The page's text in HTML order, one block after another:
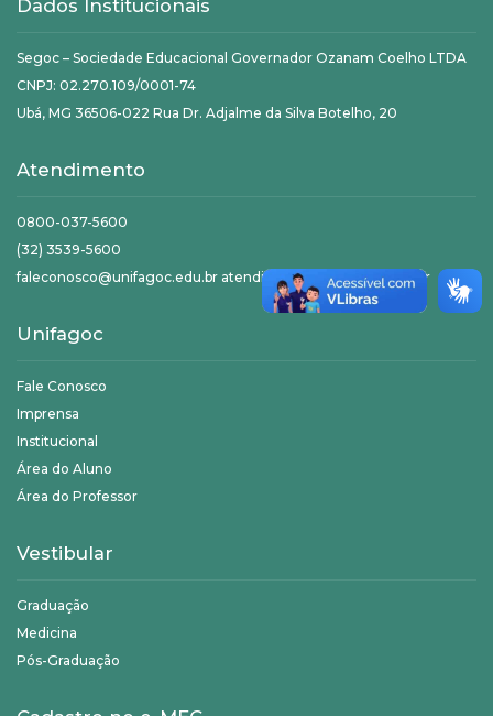
Dados Institucionais
Segoc – Sociedade Educacional Governador Ozanam Coelho LTDA
CNPJ: 02.270.109/0001-74
Ubá, MG 36506-022 Rua Dr. Adjalme da Silva Botelho, 20
Atendimento
0800-037-5600
(32) 3539-5600
faleconosco@unifagoc.edu.br atendimento@unifagoc.edu.br
Unifagoc
Fale Conosco
Imprensa
Institucional
Área do Aluno
Área do Professor
Vestibular
Graduação
Medicina
Pós-Graduação